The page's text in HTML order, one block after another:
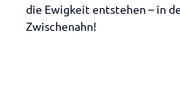
die Ewigkeit entstehen – in
Zwischenahn!